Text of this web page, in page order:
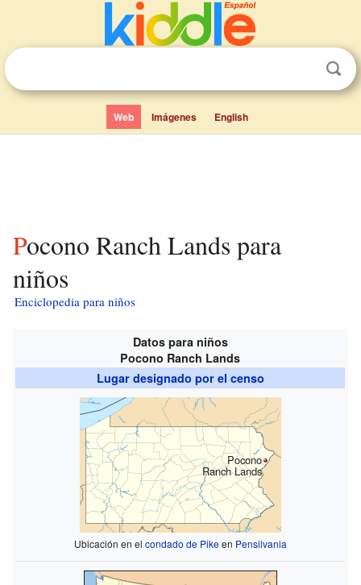
Web Imágenes English
Pocono Ranch Lands para
niños
Enciclopedia para niños
Datos para niños
Pocono Ranch Lands
Lugar designado por el censo
Pocono
Ranch Lands
Ubicación en el condado de Pikeen Pensilvania